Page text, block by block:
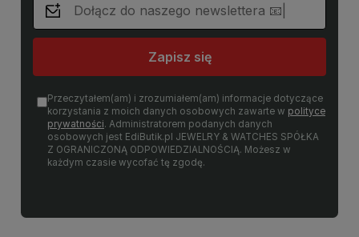
Zapisz się
Przeczytałem(am) i zrozumiałem(am) informacje dotyczące
korzystania z moich danych osobowych zawarte w polityce
prywatności. Administratorem podanych danych
osobowych jest EdiButik.pl JEWELRY & WATCHES SPÓŁKA
Z OGRANICZONĄ ODPOWIEDZIALNOŚCIĄ. Możesz w
każdym czasie wycofać tę zgodę.